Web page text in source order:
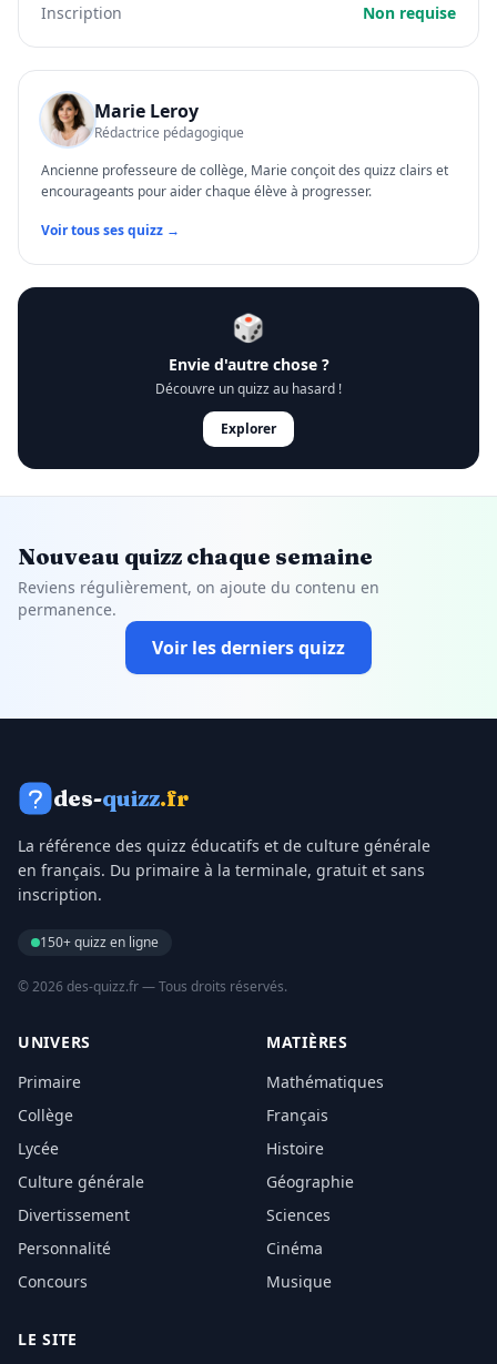
Inscription
Non requise
Marie Leroy
Rédactrice pédagogique
Ancienne professeure de collège, Marie conçoit des quizz clairs et
encourageants pour aider chaque élève à progresser.
Voir tous ses quizz →
🎲
Envie d'autre chose ?
Découvre un quizz au hasard !
Explorer
Nouveau quizz chaque semaine
Reviens régulièrement, on ajoute du contenu en
permanence.
Voir les derniers quizz
des-quizz.fr
La référence des quizz éducatifs et de culture générale
en français. Du primaire à la terminale, gratuit et sans
inscription.
150+ quizz en ligne
© 2026 des-quizz.fr — Tous droits réservés.
UNIVERS
Primaire
Collège
Lycée
Culture générale
Divertissement
Personnalité
Concours
MATIÈRES
Mathématiques
Français
Histoire
Géographie
Sciences
Cinéma
Musique
LE SITE